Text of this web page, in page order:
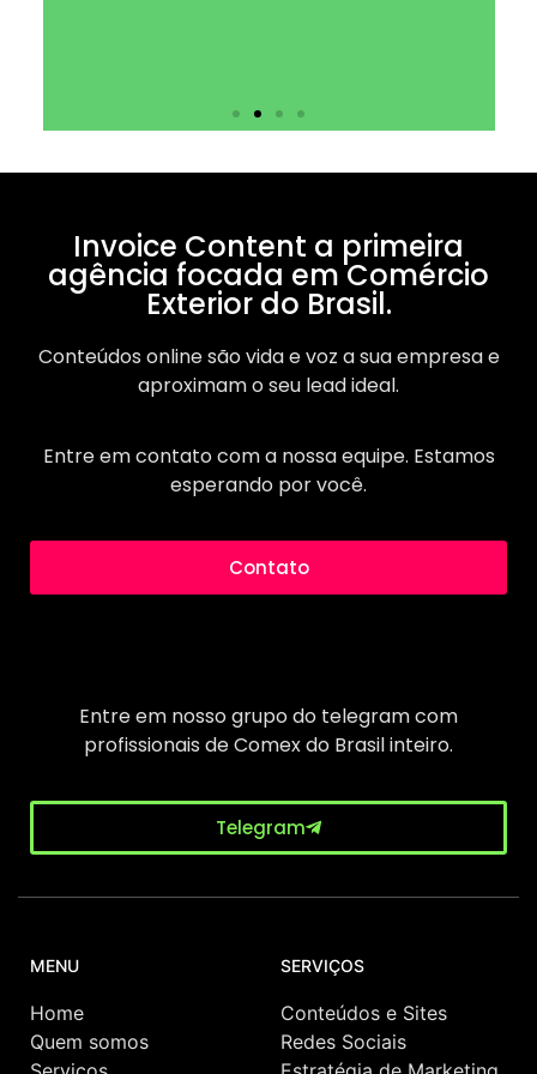
Invoice Content a primeira
agência focada em Comércio
Exterior do Brasil.
Conteúdos online são vida e voz a sua empresa e
aproximam o seu lead ideal.
Entre em contato com a nossa equipe. Estamos
esperando por você.
Contato
Entre em nosso grupo do telegram com
profissionais de Comex do Brasil inteiro.
Telegram
MENU
Home
Quem somos
SERVIÇOS
Conteúdos e Sites
Redes Sociais